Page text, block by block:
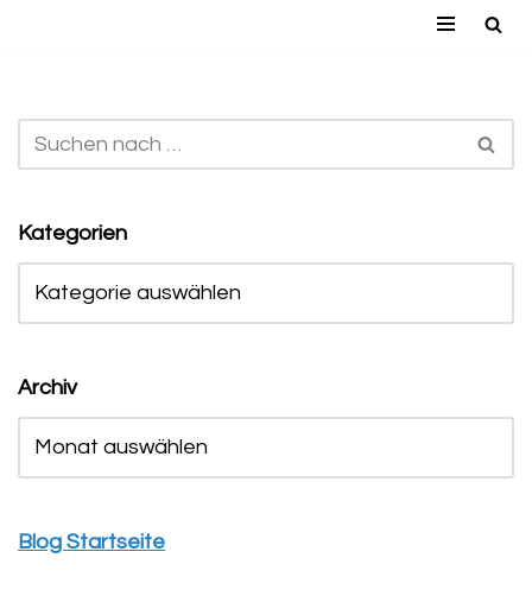
springen
Kategorien
Archiv
Blog Startseite